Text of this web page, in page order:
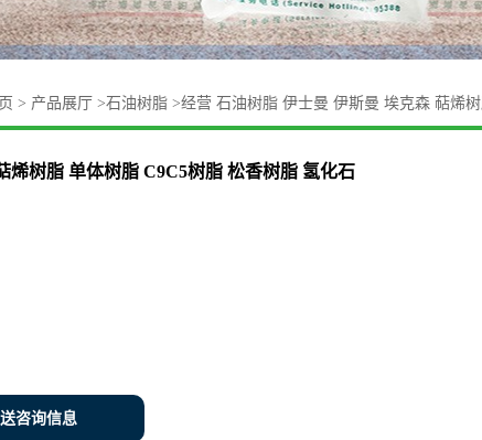
> 产品展厅 >石油树脂 >经营 石油树脂 伊士曼 伊斯曼 埃克森 萜烯
烯树脂 单体树脂 C9C5树脂 松香树脂 氢化石
咨询信息